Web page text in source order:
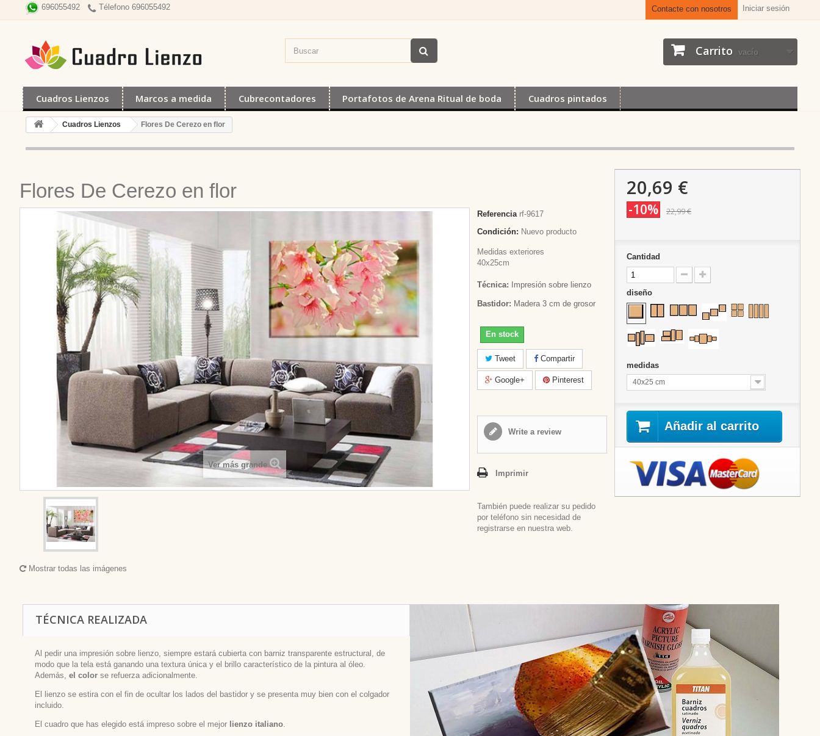
Iniciar sesión
Contacte con nosotros
696055492 Télefono 696055492
Carrito vacío
Cuadros Lienzos Marcos a medida Cubrecontadores Portafotos de Arena Ritual de boda Cuadros pintados
Cuadros Lienzos Flores De Cerezo en flor
Flores De Cerezo en flor
Ver más grande
Mostrar todas las imágenes
Referencia rf-9617
Condición: Nuevo producto
Medidas exteriores
40x25cm
Técnica: Impresión sobre lienzo
Bastidor: Madera 3 cm de grosor
En stock
Tweet Compartir
Google+ Pinterest
Write a review
Imprimir
También puede realizar su pedido
por teléfono sin necesidad de
registrarse en nuestra web.
20,69 €
-10% 22,99 €
Cantidad
diseño
medidas
40x25 cm
Añadir al carrito
TÉCNICA REALIZADA
Al pedir una impresión sobre lienzo, siempre estará cubierta con barniz transparente estructural, de
modo que la tela está ganando una textura única y el brillo característico de la pintura al óleo.
Además, el color se refuerza adicionalmente.
El lienzo se estira con el fin de ocultar los lados del bastidor y se presenta muy bien con el colgador
incluido.
El cuadro que has elegido está impreso sobre el mejor lienzo italiano